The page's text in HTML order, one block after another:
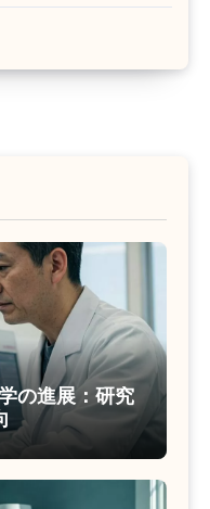
の進展：研究